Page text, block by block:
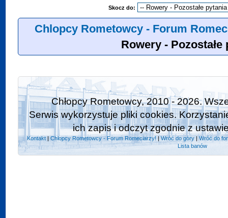
Skocz do:
Chlopcy Rometowcy - Forum
Rowery - Pozostałe
Chłopcy Rometowcy, 2010 - 2026.
Serwis wykorzystuje pliki cookies.
ich zapis i odczyt zgodnie z
Kontakt| Chlopcy Rometowcy - Forum Romeciarzy! |Wróć do góry| Wróć do
Lista banów